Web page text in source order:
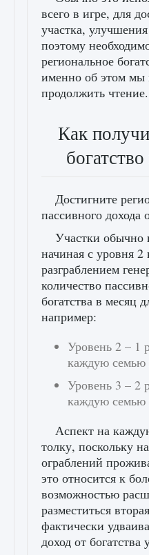
всего в игре, для
участка,
поэтому
региональное
именно об этом мы
продолжить
Как
Достигните
пассивного дохода
Участки обычно
начиная с уровня
разграблением
количество
богатства в месяц
например:
Уровень 2 – 1
каждую семью
Уровень 3 – 2
каждую семью
Аспект на
толку, поскольку
ограблений
это относится к
возможностью
разместиться
фактически
доход от богатства